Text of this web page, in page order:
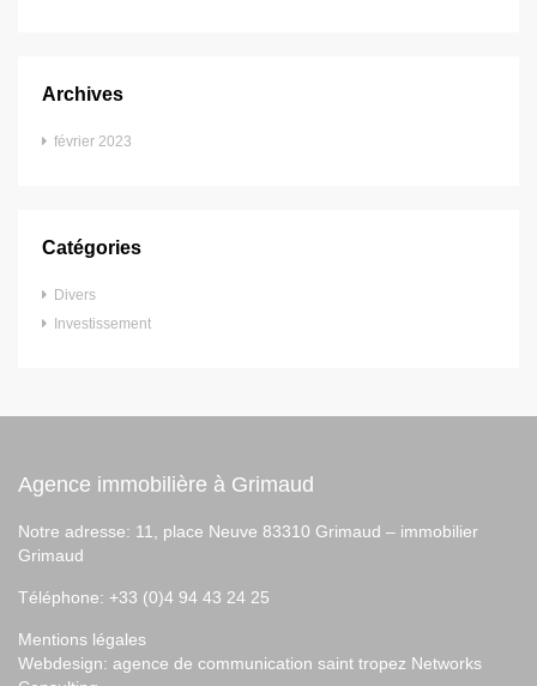
Archives
février 2023
Catégories
Divers
Investissement
Agence immobilière à Grimaud
Notre adresse: 11, place Neuve 83310 Grimaud – immobilier
Grimaud
Téléphone: +33 (0)4 94 43 24 25
Mentions légales
Webdesign: agence de communication saint tropez Networks